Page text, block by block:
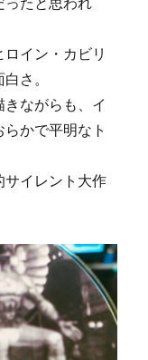
イン・カビリ
さ。
ながらも、イ
かで平明なト
サイレント大作